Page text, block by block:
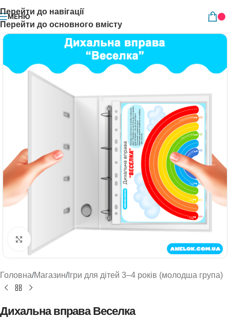
Перейти до навігації
Перейти до основного вмісту
МЕНЮ
Натисніть, щоб збільшити
Головна/Магазин/Ігри для дітей 3–4 років (молодша група)
Дихальна вправа Веселка